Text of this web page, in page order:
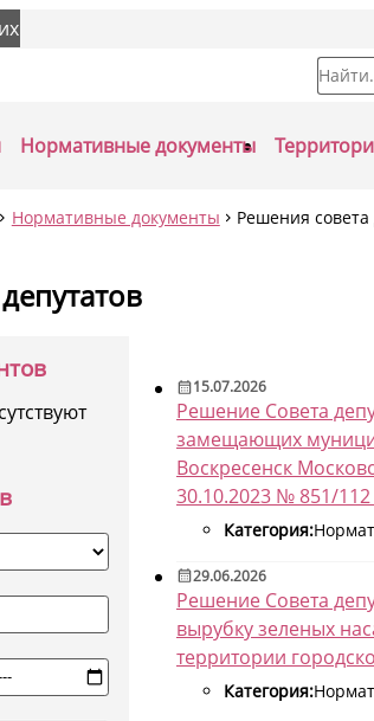
Нормативные документы
Нормативные документы Решения совета
15.07.2026
Решение Совета
замещающих
Воскресенск
30.10.2023 № 851/
Категория:
29.06.2026
Решение Совета
вырубку зеленых
территории
Категория: